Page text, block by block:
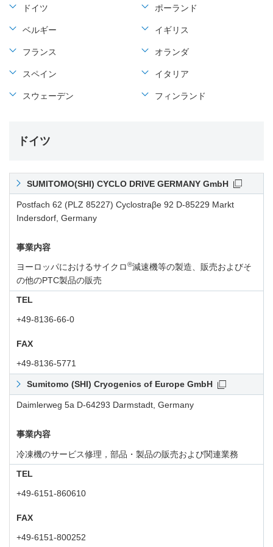
ドイツ ポーランド
ベルギー イギリス
フランス オランダ
スペイン イタリア
スウェーデン フィンランド
ドイツ
SUMITOMO(SHI) CYCLO DRIVE GERMANY GmbH
Postfach 62 (PLZ 85227) Cyclostraβe 92 D-85229 Markt
Indersdorf, Germany
事業内容
ヨーロッパにおけるサイクロ®減速機等の製造、販売およびそ
の他のPTC製品の販売
TEL
+49-8136-66-0
FAX
+49-8136-5771
Sumitomo (SHI) Cryogenics of Europe GmbH
Daimlerweg 5a D-64293 Darmstadt, Germany
事業内容
冷凍機のサービス修理，部品・製品の販売および関連業務
TEL
+49-6151-860610
FAX
+49-6151-800252